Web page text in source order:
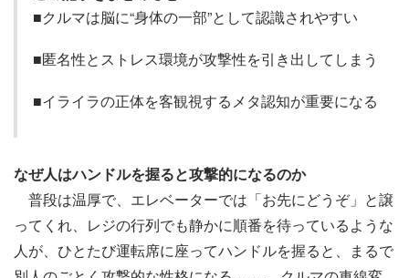
■クルマは脳に“身体の一部”として認識されやすい
■匿名性とストレス環境が攻撃性を引き出してしまう
■イライラの正体を客観視するメタ認知が重要になる
なぜ人はハンドルを握ると攻撃的になるのか
普段は温厚で、エレベーターでは「お先にどうぞ」と譲
ってくれ、レジの行列でも静かに順番を待っているような
人が、ひとたび運転席に座ってハンドルを握ると、まるで